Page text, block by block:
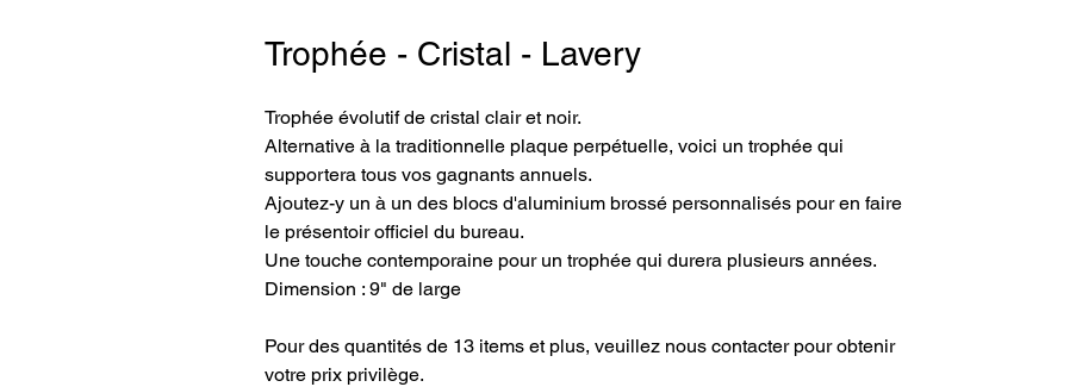
Trophée - Cristal - Lavery
Trophée évolutif de cristal clair et noir.
Alternative à la traditionnelle plaque perpétuelle, voici un trophée qui
supportera tous vos gagnants annuels.
Ajoutez-y un à un des blocs d'aluminium brossé personnalisés pour en faire
le présentoir officiel du bureau.
Une touche contemporaine pour un trophée qui durera plusieurs années.
Dimension : 9" de large
Pour des quantités de 13 items et plus, veuillez nous contacter pour obtenir
votre prix privilège.